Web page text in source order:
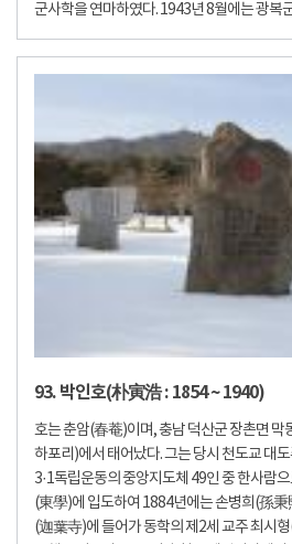
군사학을 연마하였다. 1943년 8월에는 광복
93. 박인호(朴寅浩 : 1854 ~ 1940)
호는 춘암(春菴)이며, 충남 덕산군 장촌면 막
하포리)에서 태어났다. 그는 당시 천도교 대
3·1독립운동의 중앙지도체 49인 중 한사람
(東學)에 입도하여 1884년에는 손병희(孫秉
(迦葉寺)에 들어가 동학의 제2세 교주 최시